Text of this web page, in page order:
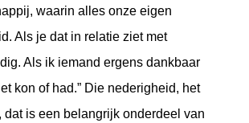
waarin alles onze eigen
Als je dat in relatie ziet met
Als ik iemand ergens dankbaar
kon of had.” Die nederigheid, het
is een belangrijk onderdeel van